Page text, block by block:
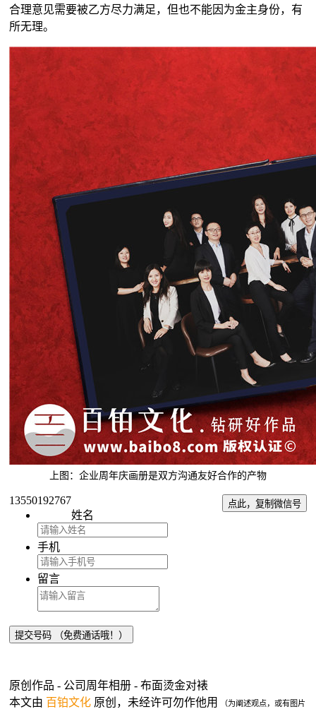
合理意见需要被乙方尽力满足，但也不能因为金主身份，有
所无理。
上图：企业周年庆画册是双方沟通友好合作的产物
13550192767 点此，复制微信号
姓名
手机
留言
原创作品 - 公司周年相册 - 布面烫金对裱
本文由 百铂文化 原创，未经许可勿作他用 （为阐述观点，或有图片